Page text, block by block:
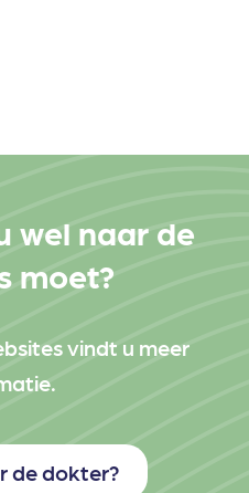
wel naar de
moet?
vindt u meer
de dokter?